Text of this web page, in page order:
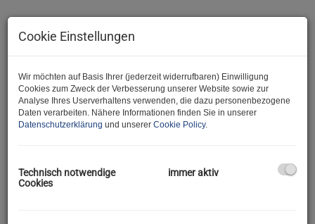
Beschreibung
Wir freuen uns, Ihnen dieses entzückende Objekt anbieten zu
Cookie Einstellungen
Wir möchten auf Basis Ihrer (jederzeit widerrufbaren) Einwilligung
Cookies zum Zweck der Verbesserung unserer Website sowie zur
Analyse Ihres Userverhaltens verwenden, die dazu personenbezogene
Daten verarbeiten. Nähere Informationen finden Sie in unserer
Datenschutzerklärung und unserer Cookie Policy.
Technisch notwendige
Cookies
immer aktiv